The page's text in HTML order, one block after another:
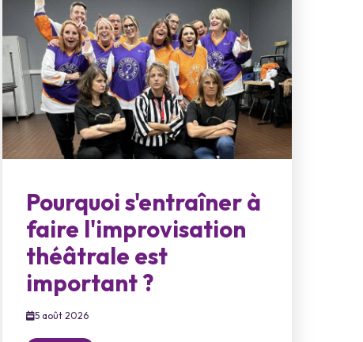
Pourquoi s'entraîner à
faire l'improvisation
théâtrale est
important ?
5 août 2026